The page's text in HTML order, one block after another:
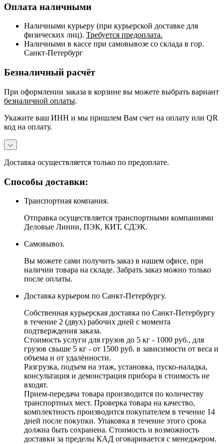
Оплата наличными
Наличными курьеру (при курьерской доставке для
физических лиц). Требуется предоплата.
Наличными в кассе при самовывозе со склада в гор.
Санкт-Петербург
Безналичный расчёт
При оформлении заказа в корзине вы можете выбрать вариант
безналичной оплаты.
Укажите ваш ИНН и мы пришлем Вам счет на оплату или QR
код на оплату.
Доставка осуществляется только по предоплате.
Способы доставки:
Транспортная компания.
Отправка осуществляется транспортными компаниями
Деловые Линии, ПЭК, КИТ, СДЭК.
Самовывоз.
Вы можете сами получить заказ в нашем офисе, при
наличии товара на складе. Забрать заказ можно только
после оплаты.
Доставка курьером по Санкт-Петербургу.
Собственная курьерская доставка по Санкт-Петербургу
в течение 2 (двух) рабочих дней с момента
подтверждения заказа.
Стоимость услуги для грузов до 5 кг - 1000 руб., для
грузов свыше 5 кг - от 1500 руб. в зависимости от веса и
объема и от удалённости.
Разгрузка, подъем на этаж, установка, пуско-наладка,
консультация и демонстрация прибора в стоимость не
входят.
Прием-передача товара производится по количеству
транспортных мест. Проверка товара на качество,
комплектность производится покупателем в течение 14
дней после покупки. Упаковка в течение этого срока
должна быть сохранена. Стоимость и возможность
доставки за пределы КАД оговаривается с менеджером.